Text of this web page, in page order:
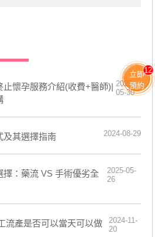
懷孕服務介紹(收費+醫師)| 2025-
05-30
及其選擇指南 2024-08-29
：藥流 VS 手術優劣全
2025-05-
26
流產是否可以當天可以做
2024-11-
20
立即
預約
12